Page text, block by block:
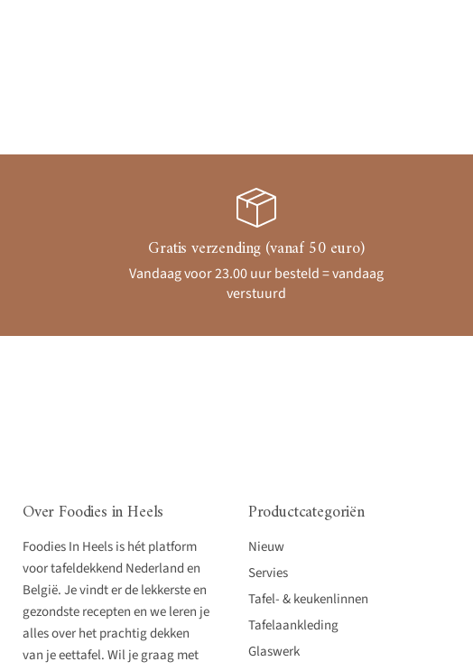
Gratis verzending (vanaf 50 euro)
Vandaag voor 23.00 uur besteld = vandaag
verstuurd
Over Foodies in Heels
Foodies In Heels is hét platform
voor tafeldekkend Nederland en
België. Je vindt er de lekkerste en
gezondste recepten en we leren je
alles over het prachtig dekken
van je eettafel. Wil je graag met
Productcategoriën
Nieuw
Servies
Tafel- & keukenlinnen
Tafelaankleding
Glaswerk